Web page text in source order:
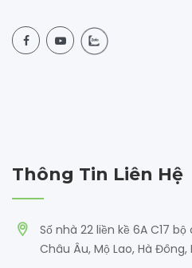
Thông Tin Liên Hệ
Số nhà 22 liền kề 6A C17
Châu Âu, Mộ Lao, Hà Đông,